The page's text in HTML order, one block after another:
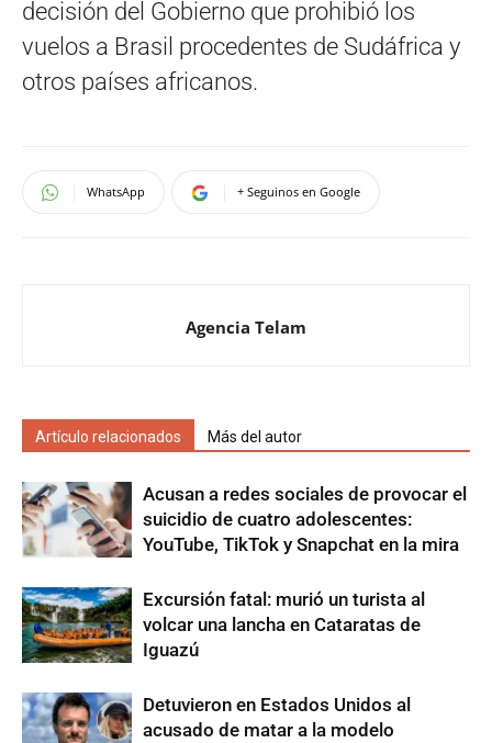
decisión del Gobierno que prohibió los
vuelos a Brasil procedentes de Sudáfrica y
otros países africanos.
WhatsApp + Seguinos en Google
Agencia Telam
Artículo relacionados Más del autor
Acusan a redes sociales de provocar el
suicidio de cuatro adolescentes:
YouTube, TikTok y Snapchat en la mira
Excursión fatal: murió un turista al
volcar una lancha en Cataratas de
Iguazú
Detuvieron en Estados Unidos al
acusado de matar a la modelo